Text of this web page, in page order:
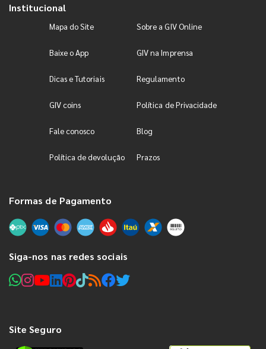
Institucional
Mapa do Site Sobre a GIV Online
Baixe o App GIV na Imprensa
Dicas e Tutoriais Regulamento
GIV coins Política de Privacidade
Fale conosco Blog
Política de devolução Prazos
Formas de Pagamento
Siga-nos nas redes sociais
Site Seguro